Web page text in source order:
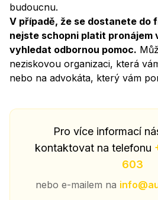
budoucnu.
V případě, že se dostanete do
nejste schopni platit pronájem
vyhledat odbornou pomoc.
neziskovou organizaci, která
nebo na advokáta, který vám
Pro více informací
kontaktovat na telefonu
603
nebo e-mailem na